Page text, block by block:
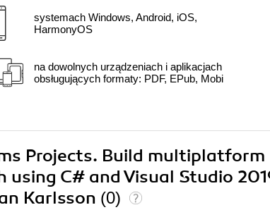
systemach Windows, Android, iOS,
HarmonyOS
na dowolnych urządzeniach i aplikacjach
obsługujących formaty: PDF, EPub, Mobi
Projects. Build multiplatform
C# and Visual Studio
Karlsson (0)